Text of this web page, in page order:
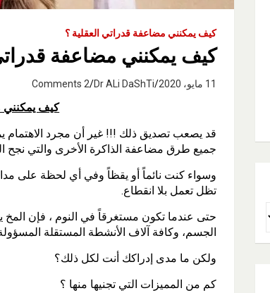
كيف يمكنني مضاعفة قدراتي العقلية ؟
كيف يمكنني مضاعفة
11 مايو، 2020 Dr ALi DaShTi
2 Comments
كيف يمكنني
قد يصعب تصديق ذلك !!! غير أن مجرد الاهتمام
جميع طرق مضاعفة الذاكرة الأخرى والتي نجح
تظل تعمل بلا انقطاع.
حتى عندما تكون مستغرقاً في النوم ، فإن
الجسم، وكافة آلاف الأنشطة المستقلة
ولكن ما مدى إدراكك أنت لكل ذلك؟
كم من المميزات التي تجنيها منها ؟